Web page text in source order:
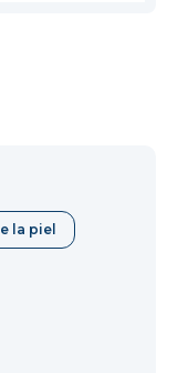
la piel